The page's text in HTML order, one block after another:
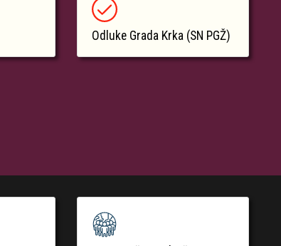
Odluke Grada Krka (SN PGŽ)